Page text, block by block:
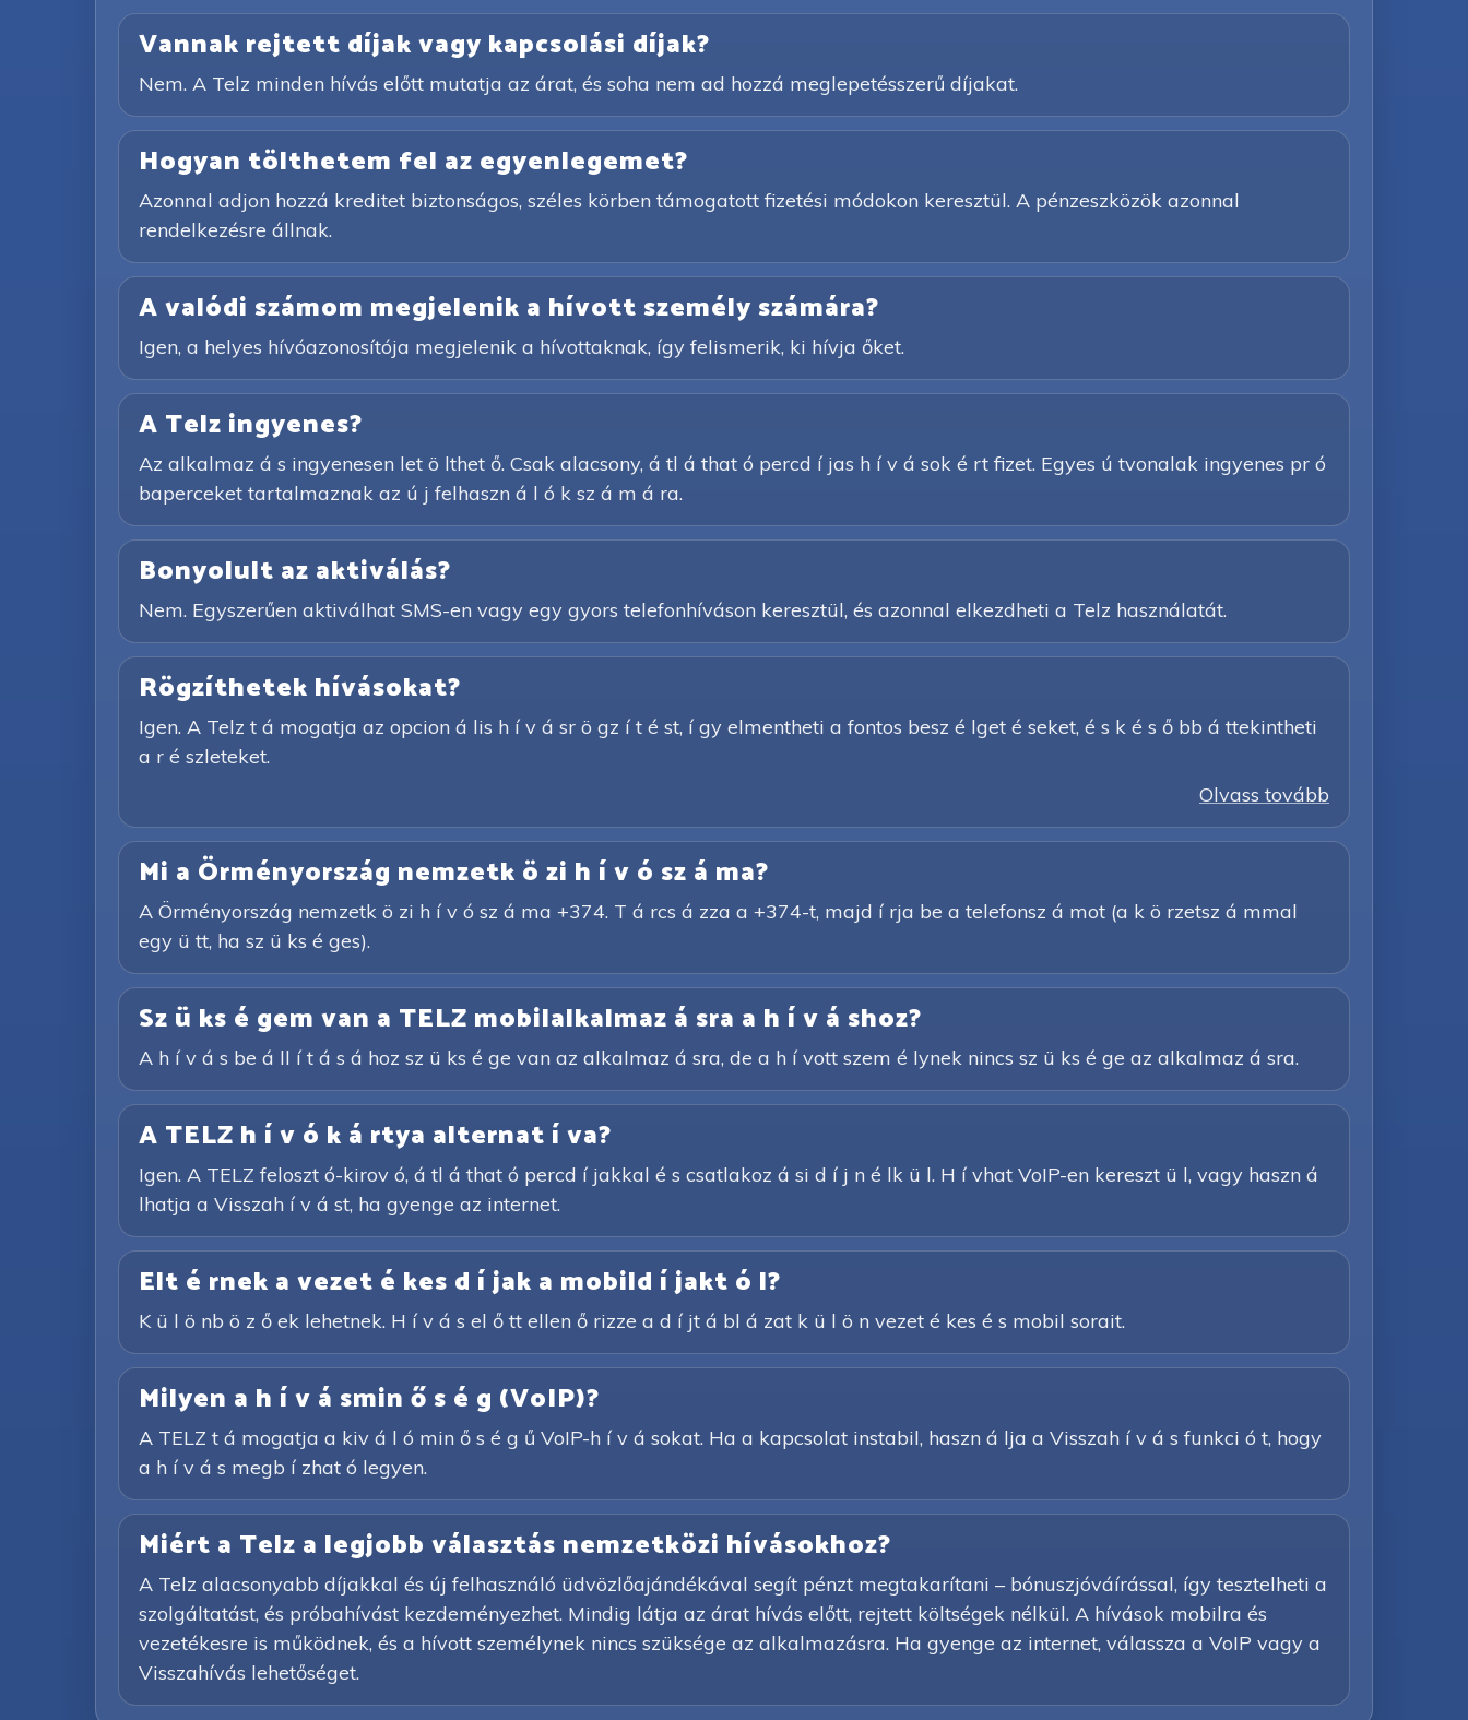
Vannak rejtett díjak vagy kapcsolási díjak?
Nem. A Telz minden hívás előtt mutatja az árat, és soha nem ad hozzá meglepetésszerű díjakat.
Hogyan tölthetem fel az egyenlegemet?
Azonnal adjon hozzá kreditet biztonságos, széles körben támogatott fizetési módokon keresztül. A pénzeszközök azonnal
rendelkezésre állnak.
A valódi számom megjelenik a hívott személy számára?
Igen, a helyes hívóazonosítója megjelenik a hívottaknak, így felismerik, ki hívja őket.
A Telz ingyenes?
Az alkalmaz á s ingyenesen let ö lthet ő. Csak alacsony, á tl á that ó percd í jas h í v á sok é rt fizet. Egyes ú tvonalak ingyenes pr ó
baperceket tartalmaznak az ú j felhaszn á l ó k sz á m á ra.
Bonyolult az aktiválás?
Nem. Egyszerűen aktiválhat SMS-en vagy egy gyors telefonhíváson keresztül, és azonnal elkezdheti a Telz használatát.
Rögzíthetek hívásokat?
Igen. A Telz t á mogatja az opcion á lis h í v á sr ö gz í t é st, í gy elmentheti a fontos besz é lget é seket, é s k é s ő bb á ttekintheti
a r é szleteket.
Olvass tovább
Mi a Örményország nemzetk ö zi h í v ó sz á ma?
A Örményország nemzetk ö zi h í v ó sz á ma +374. T á rcs á zza a +374-t, majd í rja be a telefonsz á mot (a k ö rzetsz á mmal
egy ü tt, ha sz ü ks é ges).
Sz ü ks é gem van a TELZ mobilalkalmaz á sra a h í v á shoz?
A h í v á s be á ll í t á s á hoz sz ü ks é ge van az alkalmaz á sra, de a h í vott szem é lynek nincs sz ü ks é ge az alkalmaz á sra.
A TELZ h í v ó k á rtya alternat í va?
Igen. A TELZ feloszt ó-kirov ó, á tl á that ó percd í jakkal é s csatlakoz á si d í j n é lk ü l. H í vhat VoIP-en kereszt ü l, vagy haszn á
lhatja a Visszah í v á st, ha gyenge az internet.
Elt é rnek a vezet é kes d í jak a mobild í jakt ó l?
K ü l ö nb ö z ő ek lehetnek. H í v á s el ő tt ellen ő rizze a d í jt á bl á zat k ü l ö n vezet é kes é s mobil sorait.
Milyen a h í v á smin ő s é g (VoIP)?
A TELZ t á mogatja a kiv á l ó min ő s é g ű VoIP-h í v á sokat. Ha a kapcsolat instabil, haszn á lja a Visszah í v á s funkci ó t, hogy
a h í v á s megb í zhat ó legyen.
Miért a Telz a legjobb választás nemzetközi hívásokhoz?
A Telz alacsonyabb díjakkal és új felhasználó üdvözlőajándékával segít pénzt megtakarítani – bónuszjóváírással, így tesztelheti a
szolgáltatást, és próbahívást kezdeményezhet. Mindig látja az árat hívás előtt, rejtett költségek nélkül. A hívások mobilra és
vezetékesre is működnek, és a hívott személynek nincs szüksége az alkalmazásra. Ha gyenge az internet, válassza a VoIP vagy a
Visszahívás lehetőséget.